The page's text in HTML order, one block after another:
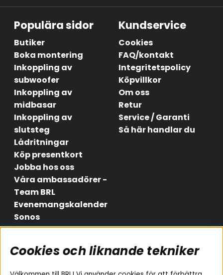
Populära sidor
Butiker
Boka montering
Inkoppling av
subwoofer
Inkoppling av
midbasar
Inkoppling av
slutsteg
Lådritningar
Köp presentkort
Jobba hos oss
Våra ambassadörer -
Team BRL
Evenemangskalender
Sonos
Kundservice
Cookies
FAQ/kontakt
Integritetspolicy
Köpvillkor
Om oss
Retur
Service / Garanti
Så här handlar du
Områden
Billjud
Följ oss
Instagram
Cookies och liknande tekniker